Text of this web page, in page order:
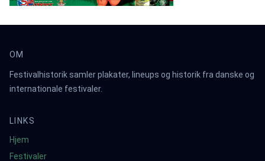
OM
Festivalhistorik samler plakater, lineups og historik fra danske og
internationale festivaler.
LINKS
Hjem
Festivaler